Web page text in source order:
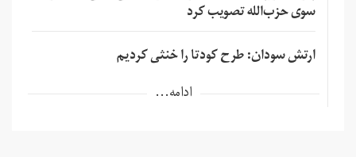
سوی حزب‌الله تصویب کرد
ارتش سودان: طرح کودتا را خنثی کردیم
ادامه...